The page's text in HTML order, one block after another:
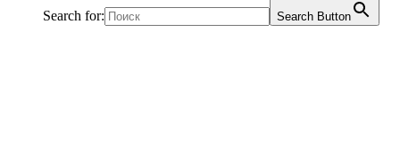
Search for: Search Button